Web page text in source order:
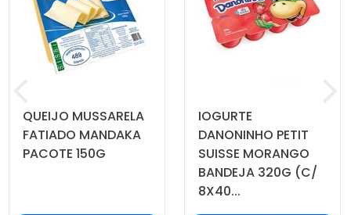
QUEIJO MUSSARELA
FATIADO MANDAKA
PACOTE 150G
IOGURTE
DANONINHO PETIT
SUISSE MORANGO
BANDEJA 320G (C/
8X40...